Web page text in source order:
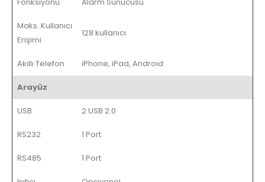
Maks. Kullanıcı
Erişimi
128 kullanıcı
Akıllı Telefon iPhone, iPad, Android
Arayüz
USB 2 USB 2.0
RS232 1 Port
RS485 1 Port